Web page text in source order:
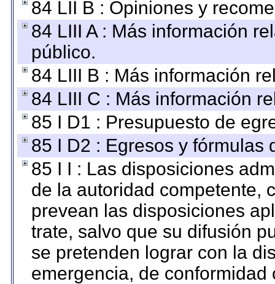
84 LII B : Opiniones y
84 LIII A : Más información
público.
84 LIII B : Más información
84 LIII C : Más información
85 I D1 : Presupuesto de
85 I D2 : Egresos y fórmulas
85 I I : Las disposiciones
de la autoridad competente,
prevean las disposiciones
trate, salvo que su difusión
se pretenden lograr con la
emergencia, de